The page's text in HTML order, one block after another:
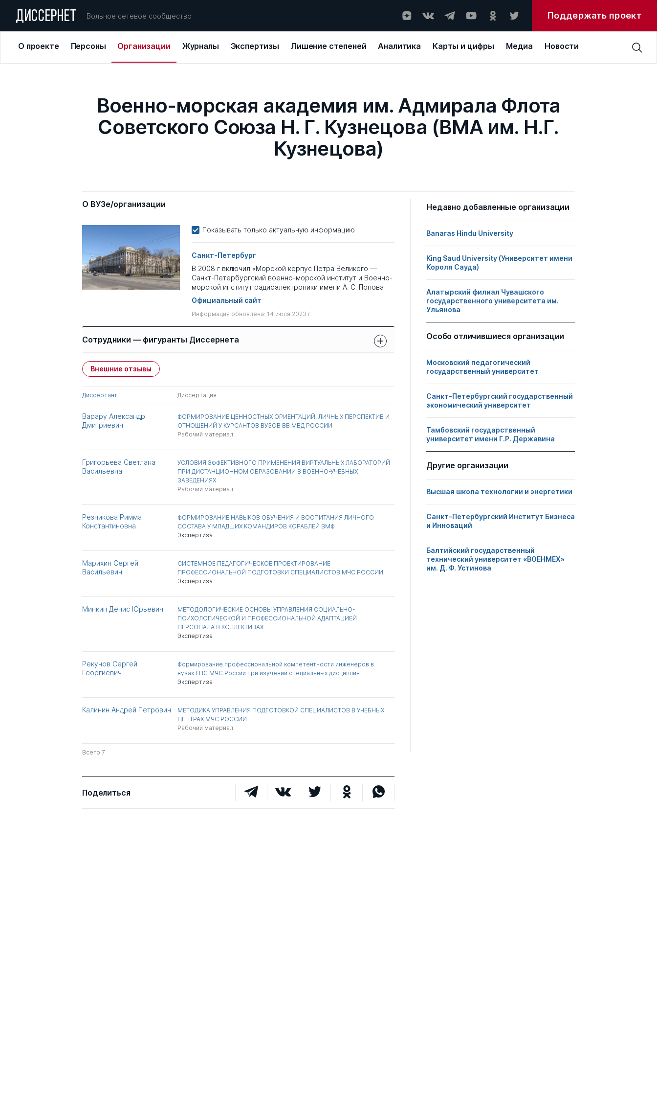
ДИССЕРНЕТ Вольное сетевое сообщество Поддержать проект
О проекте Персоны Организации Журналы Экспертизы Лишение степеней Аналитика Карты и цифры Медиа Новости
Военно-морская академия им. Адмирала Флота
Советского Союза Н. Г. Кузнецова (ВМА им. Н.Г.
Кузнецова)
О ВУЗе/организации
Показывать только актуальную информацию
Санкт-Петербург
В 2008 г включил «Морской корпус Петра Великого —
Санкт-Петербургский военно-морской институт и Военно-
морской институт радиоэлектроники имени А. С. Попова
Официальный сайт
Информация обновлена: 14 июля 2023 г.
Сотрудники — фигуранты Диссернета
Имя
Резникова Римма
Константиновна
к.пед.н.
Всего 1
Внешние отзывы
Диссертант Диссертация
Варару Александр
Дмитриевич
ФОРМИРОВАНИЕ ЦЕННОСТНЫХ ОРИЕНТАЦИЙ, ЛИЧНЫХ ПЕРСПЕКТИВ И
ОТНОШЕНИЙ У КУРСАНТОВ ВУЗОВ ВВ МВД РОССИИ
Рабочий материал
Григорьева Светлана
Васильевна
УСЛОВИЯ ЭФФЕКТИВНОГО ПРИМЕНЕНИЯ ВИРТУАЛЬНЫХ ЛАБОРАТОРИЙ
ПРИ ДИСТАНЦИОННОМ ОБРАЗОВАНИИ В ВОЕННО-УЧЕБНЫХ
ЗАВЕДЕНИЯХ
Рабочий материал
Резникова Римма
Константиновна
ФОРМИРОВАНИЕ НАВЫКОВ ОБУЧЕНИЯ И ВОСПИТАНИЯ ЛИЧНОГО
СОСТАВА У МЛАДШИХ КОМАНДИРОВ КОРАБЛЕЙ ВМФ
Экспертиза
Марихин Сергей
Васильевич
СИСТЕМНОЕ ПЕДАГОГИЧЕСКОЕ ПРОЕКТИРОВАНИЕ
ПРОФЕССИОНАЛЬНОЙ ПОДГОТОВКИ СПЕЦИАЛИСТОВ МЧС РОССИИ
Экспертиза
Минкин Денис Юрьевич
МЕТОДОЛОГИЧЕСКИЕ ОСНОВЫ УПРАВЛЕНИЯ СОЦИАЛЬНО-
ПСИХОЛОГИЧЕСКОЙ И ПРОФЕССИОНАЛЬНОЙ АДАПТАЦИЕЙ
ПЕРСОНАЛА В КОЛЛЕКТИВАХ
Экспертиза
Рекунов Сергей
Георгиевич
Формирование профессиональной компетентности инженеров в
вузах ГПС МЧС России при изучении специальных дисциплин
Экспертиза
Калинин Андрей Петрович
МЕТОДИКА УПРАВЛЕНИЯ ПОДГОТОВКОЙ СПЕЦИАЛИСТОВ В УЧЕБНЫХ
ЦЕНТРАХ МЧС РОССИИ
Рабочий материал
Всего 7
Поделиться
Недавно добавленные организации
Banaras Hindu University
King Saud University (Университет имени
Короля Сауда)
Алатырский филиал Чувашского
государственного университета им.
Ульянова
Особо отличившиеся организации
Московский педагогический
государственный университет
Санкт-Петербургский государственный
экономический университет
Тамбовский государственный
университет имени Г.Р. Державина
Другие организации
Высшая школа технологии и энергетики
Санкт–Петербургский Институт Бизнеса
и Инноваций
Балтийский государственный
технический университет «ВОЕНМЕХ»
им. Д. Ф. Устинова